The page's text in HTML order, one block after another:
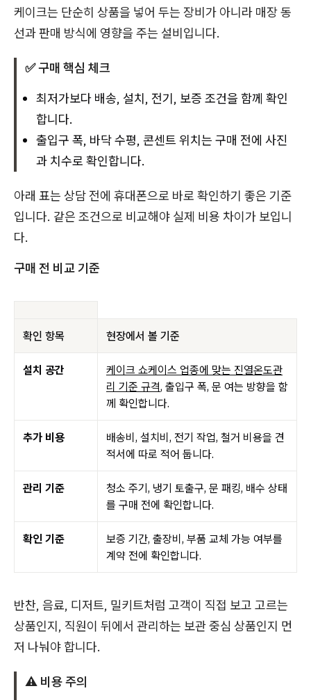
케이크는 단순히 상품을 넣어 두는 장비가 아니라 매장 동
선과 판매 방식에 영향을 주는 설비입니다.
✅ 구매 핵심 체크
최저가보다 배송, 설치, 전기, 보증 조건을 함께 확인
합니다.
출입구 폭, 바닥 수평, 콘센트 위치는 구매 전에 사진
과 치수로 확인합니다.
아래 표는 상담 전에 휴대폰으로 바로 확인하기 좋은 기준
입니다. 같은 조건으로 비교해야 실제 비용 차이가 보입니
다.
구매 전 비교 기준
확인 항목 현장에서 볼 기준
설치 공간
케이크 쇼케이스 업종에 맞는 진열온도관
리 기준 규격, 출입구 폭, 문 여는 방향을 함
께 확인합니다.
추가 비용
배송비, 설치비, 전기 작업, 철거 비용을 견
적서에 따로 적어 둡니다.
관리 기준
청소 주기, 냉기 토출구, 문 패킹, 배수 상태
를 구매 전에 확인합니다.
확인 기준
보증 기간, 출장비, 부품 교체 가능 여부를
계약 전에 확인합니다.
반찬, 음료, 디저트, 밀키트처럼 고객이 직접 보고 고르는
상품인지, 직원이 뒤에서 관리하는 보관 중심 상품인지 먼
저 나눠야 합니다.
⚠️ 비용 주의